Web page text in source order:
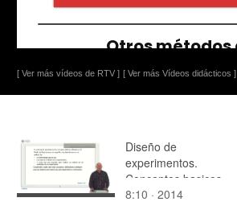
[ Ver más vídeos de RTV ] [ Ver más Vídeos didácticos ]
Diseño de
experimentos.
Conceptos basicos
8:10 · 2014